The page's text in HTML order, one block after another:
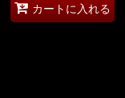
カートに入れる